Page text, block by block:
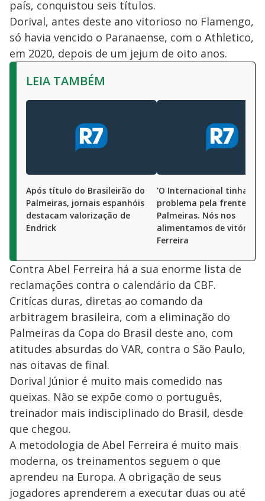
país, conquistou seis títulos.
Dorival, antes deste ano vitorioso no Flamengo,
só havia vencido o Paranaense, com o Athletico,
em 2020, depois de um jejum de oito anos.
LEIA TAMBÉM
Após título do Brasileirão do
Palmeiras, jornais espanhóis
destacam valorização de
Endrick
'O Internacional tinha um
problema pela frente
Palmeiras. Nós nos
alimentamos de vitória.'
Ferreira
Contra Abel Ferreira há a sua enorme lista de
reclamações contra o calendário da CBF.
Critícas duras, diretas ao comando da
arbitragem brasileira, com a eliminação do
Palmeiras da Copa do Brasil deste ano, com
atitudes absurdas do VAR, contra o São Paulo,
nas oitavas de final.
Dorival Júnior é muito mais comedido nas
queixas. Não se expõe como o português,
treinador mais indisciplinado do Brasil, desde
que chegou.
A metodologia de Abel Ferreira é muito mais
moderna, os treinamentos seguem o que
aprendeu na Europa. A obrigação de seus
jogadores aprenderem a executar duas ou até